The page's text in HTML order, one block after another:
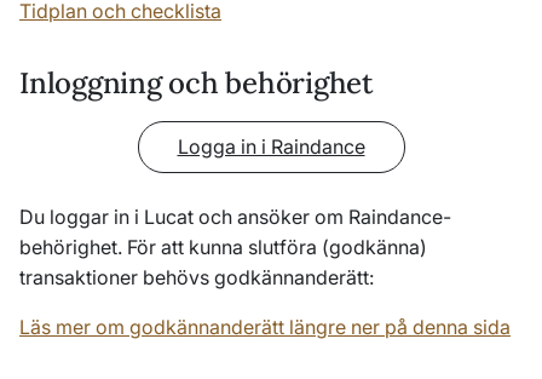
Tidplan och checklista
Inloggning och behörighet
Logga in i Raindance
Du loggar in i Lucat och ansöker om Raindance-
behörighet. För att kunna slutföra (godkänna)
transaktioner behövs godkännanderätt:
Läs mer om godkännanderätt längre ner på denna sida